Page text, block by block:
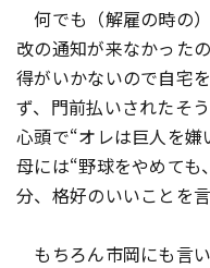
何でも（解雇の時の
改の通知が来なかった
得がいかないので自宅
ず、門前払いされたそ
心頭で“オレは巨人を嫌
母には“野球をやめて
分、格好のいいことを
もちろん市岡にも言